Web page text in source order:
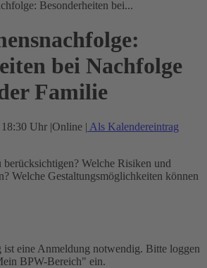
Besonderheiten bei...
bei Nachfolge
Familie
Uhr |Online | Als Kalendereintrag
berücksichtigen? Welche Risiken und
Welche Gestaltungsmöglichkeiten können
ist eine Anmeldung notwendig. Bitte loggen
BPW-Bereich" ein.